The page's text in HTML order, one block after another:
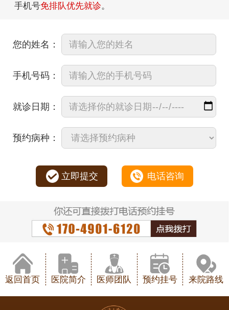
手机号免排队优先就诊。
您的姓名：
手机号码：
就诊日期：
预约病种：
立即提交 电话咨询
返回首页 医院简介 医师团队 预约挂号 来院路线